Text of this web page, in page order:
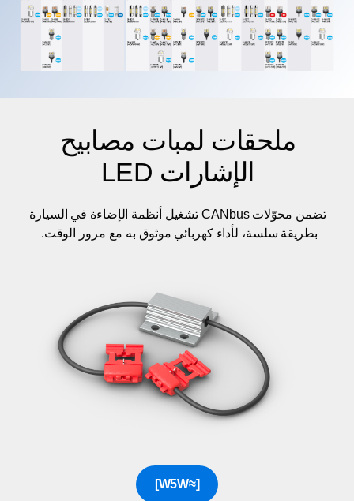
ملحقات لمبات مصابيح
الإشارات LED
تضمن محوّلات CANbus تشغيل أنظمة الإضاءة في السيارة
بطريقة سلسة، لأداء كهربائي موثوق به مع مرور الوقت. ‎
[≈W5W]